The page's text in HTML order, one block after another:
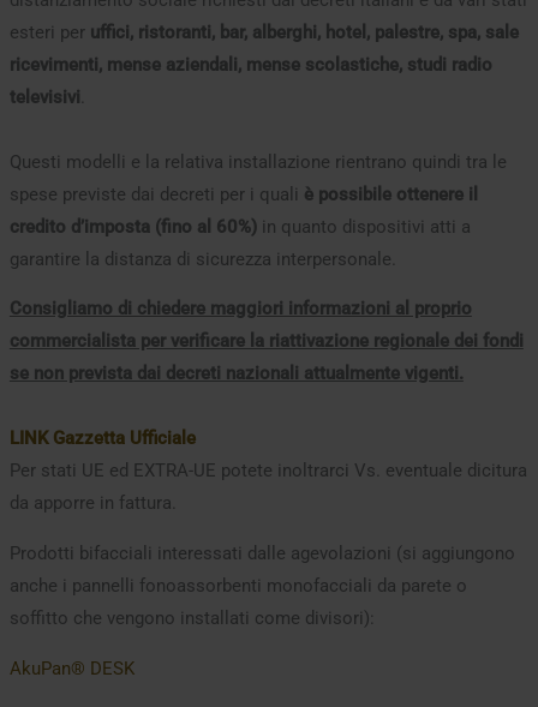
esteri per uffici, ristoranti, bar, alberghi, hotel, palestre, spa, sale
ricevimenti, mense aziendali, mense scolastiche, studi radio
televisivi.
Questi modelli e la relativa installazione rientrano quindi tra le
spese previste dai decreti per i quali è possibile ottenere il
credito d’imposta (fino al 60%)in quanto dispositivi atti a
garantire la distanza di sicurezza interpersonale.
Consigliamo di chiedere maggiori informazioni al proprio
commercialista per verificare la riattivazione regionale dei fondi
se non prevista dai decreti nazionali attualmente vigenti.
LINK Gazzetta Ufficiale
Per stati UE ed EXTRA-UE potete inoltrarci Vs. eventuale dicitura
da apporre in fattura.
Prodotti bifacciali interessati dalle agevolazioni (si aggiungono
anche i pannelli fonoassorbenti monofacciali da parete o
soffitto che vengono installati come divisori):
AkuPan® DESK